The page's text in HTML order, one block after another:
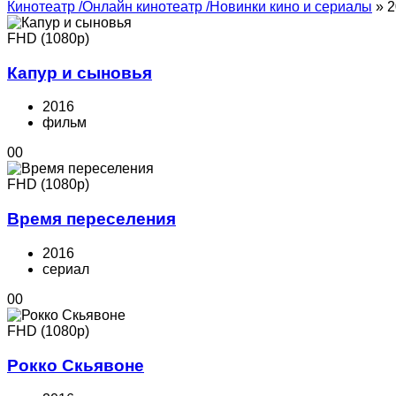
Кинотеатр /Онлайн кинотеатр /Новинки кино и сериалы »
FHD (1080p)
Капур и сыновья
2016
фильм
00
FHD (1080p)
Время переселения
2016
cериал
00
FHD (1080p)
Рокко Скьявоне